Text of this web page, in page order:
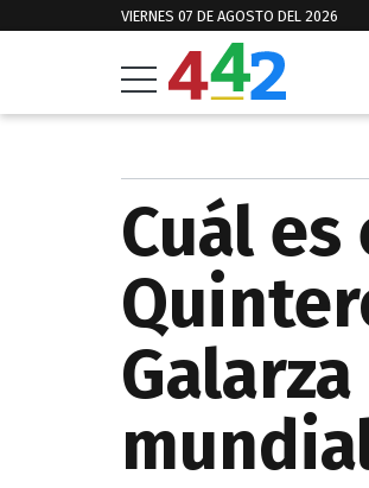
VIERNES 07 DE AGOSTO DEL 2026
Cuál